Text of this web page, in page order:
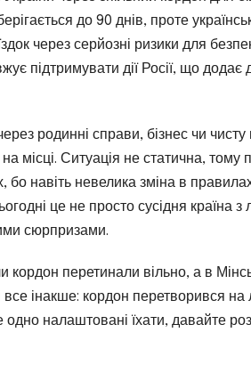
до 90 днів, проте
через серйозні ризики для
підтримувати дії Росії, що додає
родинні справи, бізнес чи чисту
місці. Ситуація не статична,
бо навіть невелика зміна в
це не просто сусідня країна з
сюрпризами.
кордон перетинали вільно, а в
інакше: кордон перетворився на
налаштовані їхати, давайте